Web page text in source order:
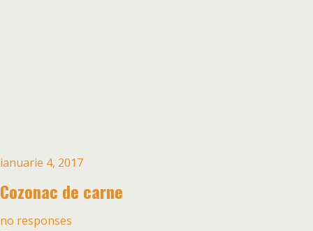
ianuarie 4, 2017
Cozonac de carne
no responses